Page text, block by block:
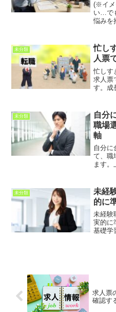
(※イメ
い…で
悩みを
募して
と、入
未分類
忙し
人票
忙しす
求人票
す。成
イント
未分類
自分
職場
軸
自分に
て、職
ます。
方を紹
未分類
未経
的に
未経験
実的に
基礎学
求人票
確認す